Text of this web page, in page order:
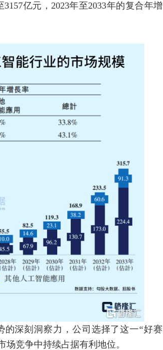
亿元，2023年至2033年的复合年增
深刻洞察力，公司选择了这一“好赛
竞争中持续占据有利地位。